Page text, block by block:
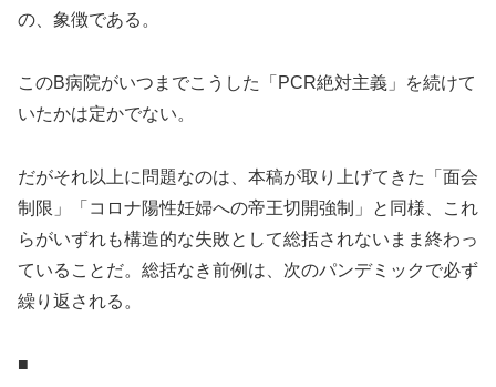
の、象徴である。
このB病院がいつまでこうした「PCR絶対主義」を続けて
いたかは定かでない。
だがそれ以上に問題なのは、本稿が取り上げてきた「面会
制限」「コロナ陽性妊婦への帝王切開強制」と同様、これ
らがいずれも構造的な失敗として総括されないまま終わっ
ていることだ。総括なき前例は、次のパンデミックで必ず
繰り返される。
■